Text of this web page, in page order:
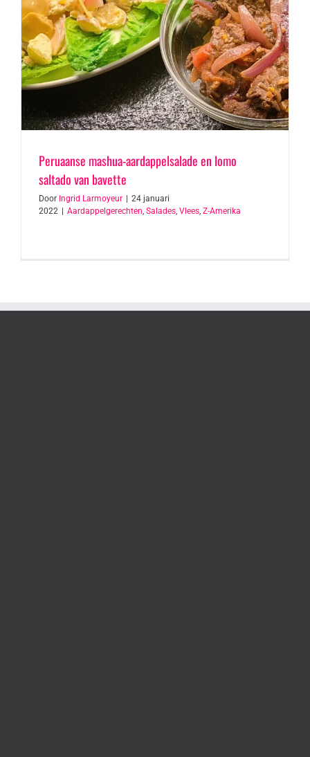
Peruaanse mashua-aardappelsalade en lomo
saltado van bavette
Door Ingrid Larmoyeur
24 januari
2022
Aardappelgerechten, Salades, Vlees, Z-Amerika